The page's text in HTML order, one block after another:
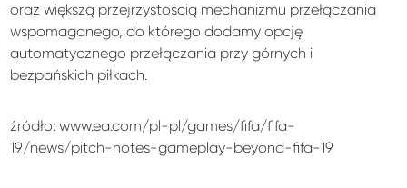
oraz większą przejrzystością mechanizmu przełączania
wspomaganego, do którego dodamy opcję
automatycznego przełączania przy górnych i
bezpańskich piłkach.
źródło: www.ea.com/pl-pl/games/fifa/fifa-
19/news/pitch-notes-gameplay-beyond-fifa-19